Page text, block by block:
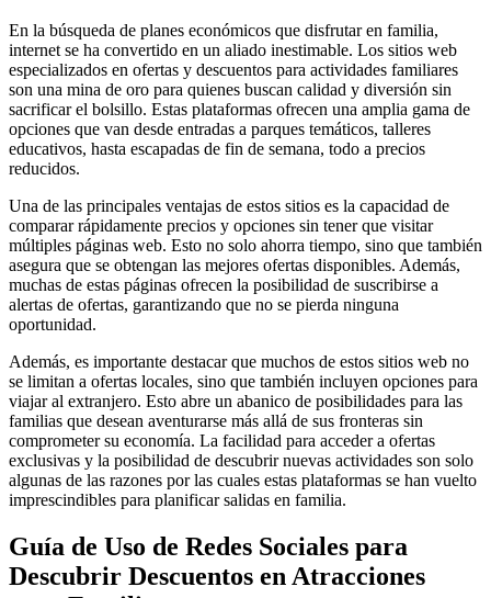
En la búsqueda de planes económicos que disfrutar en familia,
internet se ha convertido en un aliado inestimable. Los sitios web
especializados en ofertas y descuentos para actividades familiares
son una mina de oro para quienes buscan calidad y diversión sin
sacrificar el bolsillo. Estas plataformas ofrecen una amplia gama de
opciones que van desde entradas a parques temáticos, talleres
educativos, hasta escapadas de fin de semana, todo a precios
reducidos.
Una de las principales ventajas de estos sitios es la capacidad de
comparar rápidamente precios y opciones sin tener que visitar
múltiples páginas web. Esto no solo ahorra tiempo, sino que también
asegura que se obtengan las mejores ofertas disponibles. Además,
muchas de estas páginas ofrecen la posibilidad de suscribirse a
alertas de ofertas, garantizando que no se pierda ninguna
oportunidad.
Además, es importante destacar que muchos de estos sitios web no
se limitan a ofertas locales, sino que también incluyen opciones para
viajar al extranjero. Esto abre un abanico de posibilidades para las
familias que desean aventurarse más allá de sus fronteras sin
comprometer su economía. La facilidad para acceder a ofertas
exclusivas y la posibilidad de descubrir nuevas actividades son solo
algunas de las razones por las cuales estas plataformas se han vuelto
imprescindibles para planificar salidas en familia.
Guía de Uso de Redes Sociales para
Descubrir Descuentos en Atracciones